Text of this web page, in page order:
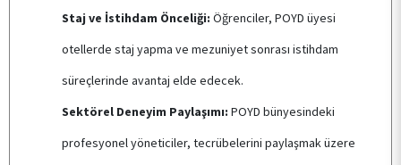
Staj ve İstihdam Önceliği: Öğrenciler, POYD üyesi
otellerde staj yapma ve mezuniyet sonrası istihdam
süreçlerinde avantaj elde edecek.
Sektörel Deneyim Paylaşımı: POYD bünyesindeki
profesyonel yöneticiler, tecrübelerini paylaşmak üzere